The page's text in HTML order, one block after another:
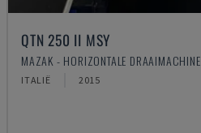
QTN 250 II MSY
MAZAK - HORIZONTALE DRAAIMACHINE
ITALIË 2015